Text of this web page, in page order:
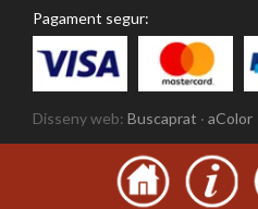
Pagament segur:
Disseny web: Buscaprat · aColor